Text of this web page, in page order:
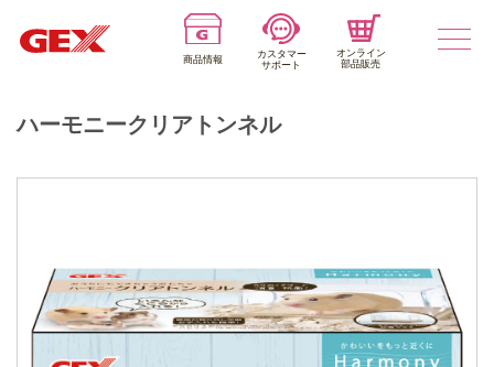
商品情報
カスタマー
サポート
オンライン
部品販売
ハーモニークリアトンネル